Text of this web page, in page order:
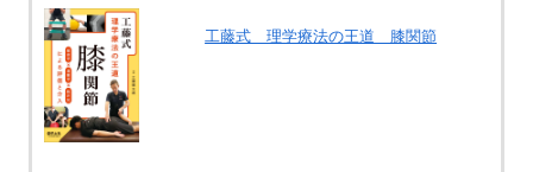
工藤式 理学療法の王道 膝関節